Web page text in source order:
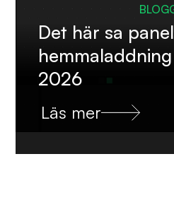
Det här sa
2026
Läs mer